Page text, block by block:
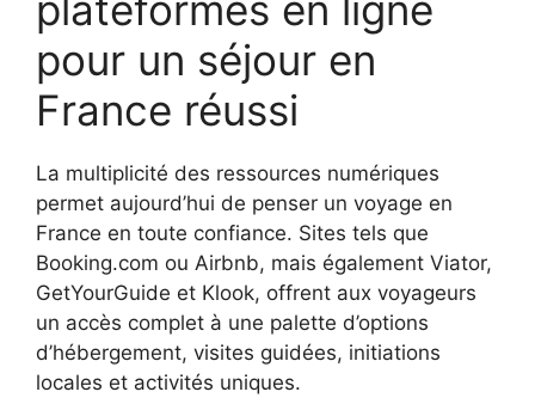
pour un séjour en
France réussi
La multiplicité des ressources numériques
permet aujourd’hui de penser un voyage en
France en toute confiance. Sites tels que
Booking.com ou Airbnb, mais également Viator,
GetYourGuide et Klook, offrent aux voyageurs
un accès complet à une palette d’options
d’hébergement, visites guidées, initiations
locales et activités uniques.